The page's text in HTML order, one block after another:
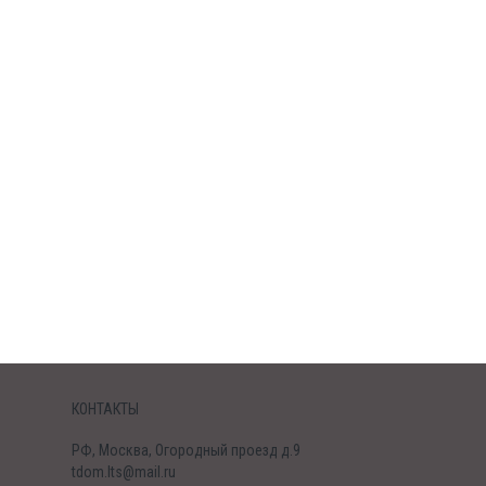
КОНТАКТЫ
РФ, Москва, Огородный проезд д.9
tdom.lts@mail.ru